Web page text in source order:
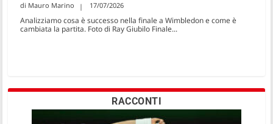
Mauro Marino 17/07/2026
Analizziamo cosa è successo nella finale a Wimbledon e come è
cambiata la partita. Foto di Ray Giubilo Finale...
RACCONTI